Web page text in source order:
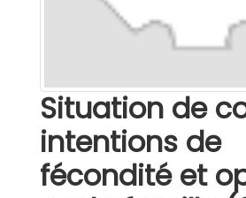
Situation de
intentions de
fécondité et